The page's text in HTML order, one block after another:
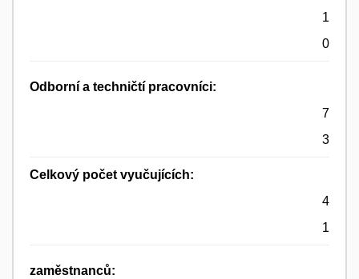
1
0
Odborní a techničtí pracovníci:
7
3
Celkový počet vyučujících:
4
1
zaměstnanců: